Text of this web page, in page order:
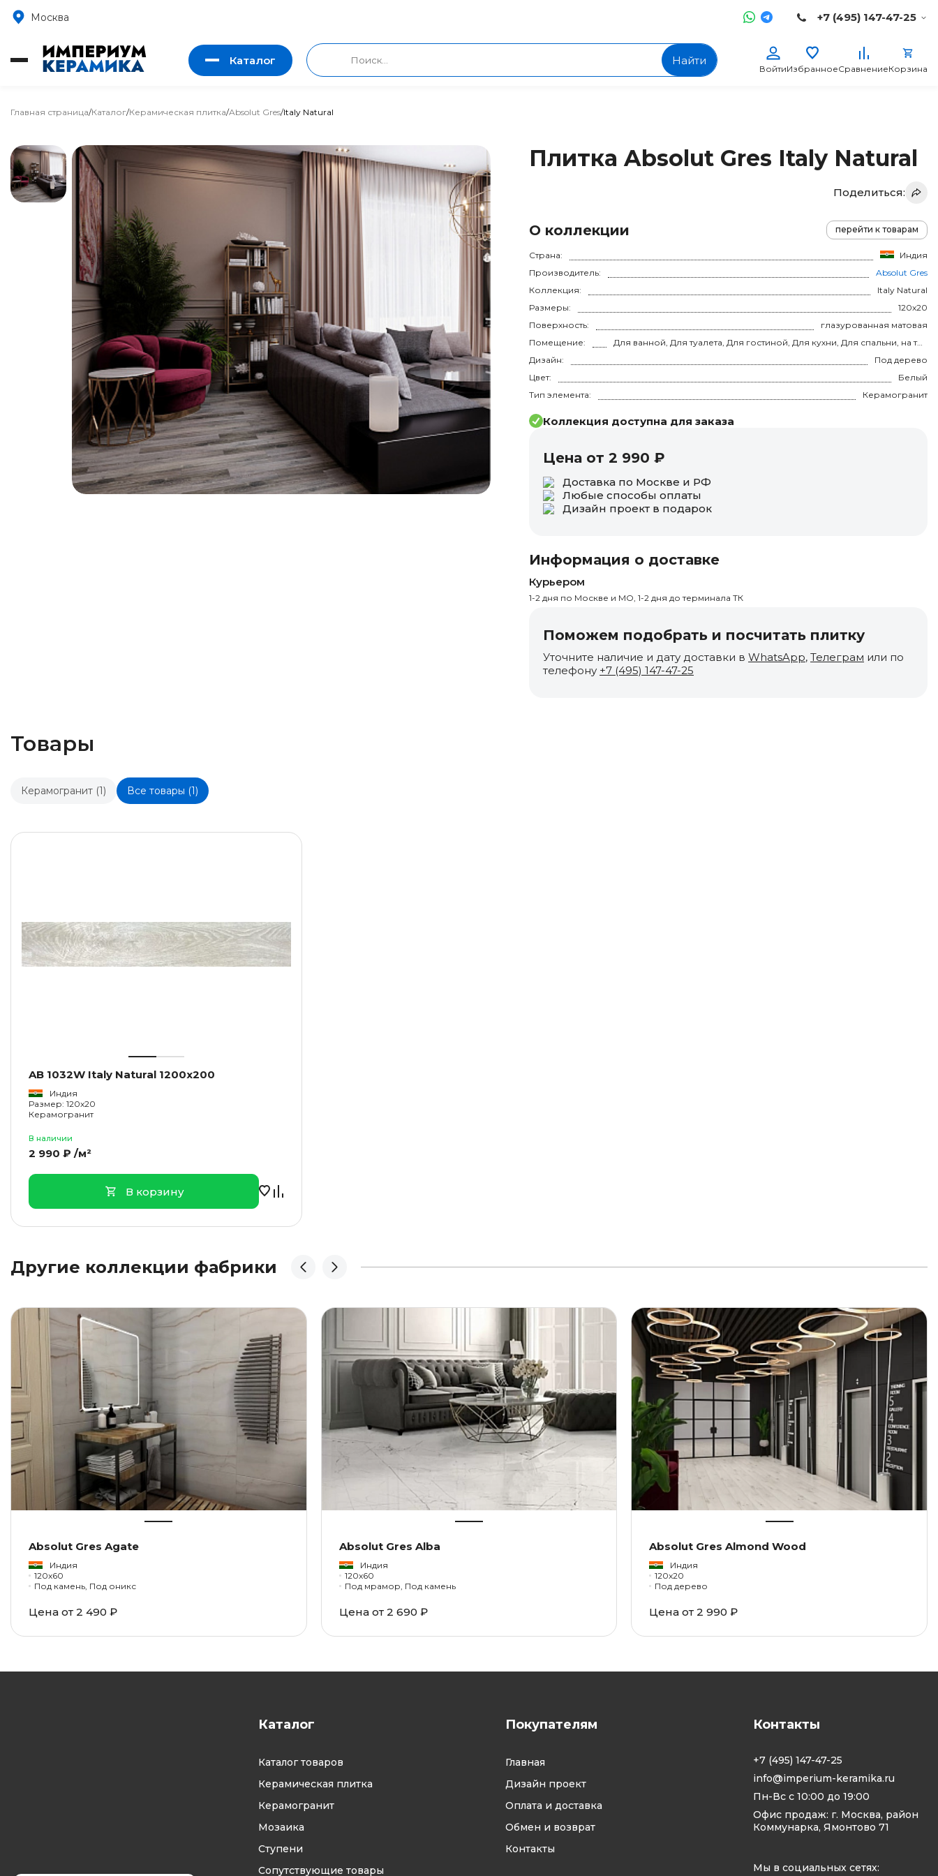
Москва +7 (495) 147-47-25
Каталог Найти
ВойтиИзбранноеСравнениеКорзина
Главная страница/Каталог/Керамическая плитка/Absolut Gres/Italy Natural
Плитка Absolut Gres Italy Natural
Поделиться:
О коллекции перейти к товарам
Страна:
Индия
Производитель:
Absolut Gres
Коллекция:
Italy Natural
Размеры:
120x20
Поверхность:
глазурованная матовая
Помещение:
Для ванной, Для туалета, Для гостиной, Для кухни, Для спальни, на теплый пол
Дизайн:
Под дерево
Цвет:
Белый
Тип элемента:
Керамогранит
Коллекция доступна для заказа
Цена от 2 990 ₽
Доставка по Москве и РФ
Любые способы оплаты
Дизайн проект в подарок
Информация о доставке
Курьером
1-2 дня по Москве и МО, 1-2 дня до терминала ТК
Поможем подобрать и посчитать плитку
Уточните наличие и дату доставки в WhatsApp, Телеграм или по
телефону +7 (495) 147-47-25
Товары
Керамогранит (1) Все товары (1)
AB 1032W Italy Natural 1200x200
Индия
Размер: 120x20
Керамогранит
В наличии
2 990 ₽ /м²
В корзину
Другие коллекции фабрики
Absolut Gres Agate
Индия
120x60
Под камень, Под оникс
Цена от 2 490 ₽
Absolut Gres Alba
Индия
120x60
Под мрамор, Под камень
Цена от 2 690 ₽
Absolut Gres Almond Wood
Индия
120x20
Под дерево
Цена от 2 990 ₽
Каталог
Каталог товаров
Керамическая плитка
Керамогранит
Мозаика
Ступени
Сопутствующие товары
Покупателям
Главная
Дизайн проект
Оплата и доставка
Обмен и возврат
Контакты
Контакты
+7 (495) 147-47-25
info@imperium-keramika.ru
Пн-Вс с 10:00 до 19:00
Офис продаж: г. Москва, район
Коммунарка, Ямонтово 71
Мы в социальных сетях: